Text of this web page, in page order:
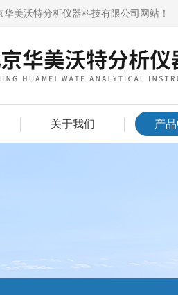
美沃特分析仪器科技有限公司网站！
关于我们 产